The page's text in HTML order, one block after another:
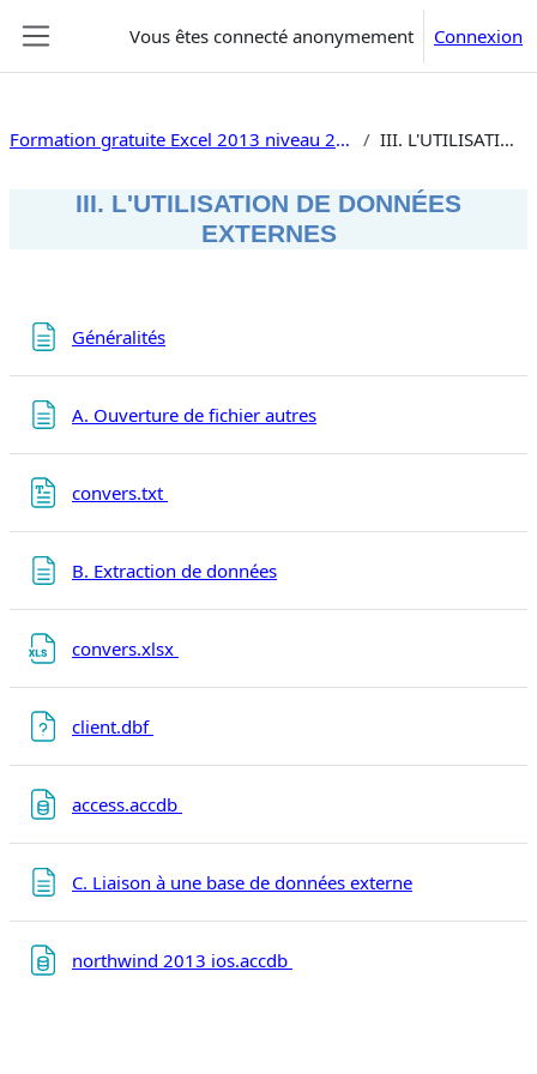
Vous êtes connecté anonymement Connexion
Formation gratuite Excel 2013 niveau 2 tableaux croisés traitement de données, macros, vba III. L'UTILISATION DE DONNÉES EXTERNES
III. L'UTILISATION DE DONNÉES
EXTERNES
GénéralitésPage
A. Ouverture de fichier autresPage
convers.txt
B. Extraction de donnéesPage
convers.xlsx
client.dbf
access.accdb
C. Liaison à une base de données externePage
northwind 2013 ios.accdb